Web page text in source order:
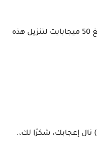
مساحة خالية على القرص الصلب تبلغ 50 ميجابايت لتنزيل هذه
) نال إعجابك، شكرًا لك،.